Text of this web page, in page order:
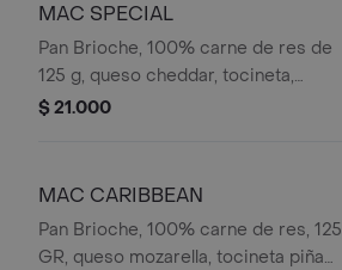
MAC SPECIAL
Pan Brioche, 100% carne de res de
125 g, queso cheddar, tocineta,
cebolla caramelizada, salsa de la
$ 21.000
MAC CARIBBEAN
Pan Brioche, 100% carne de res, 125
GR, queso mozarella, tocineta piña